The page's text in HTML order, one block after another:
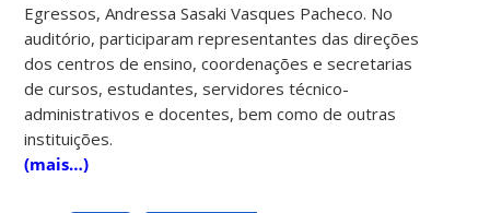
Egressos, Andressa Sasaki Vasques Pacheco. No
auditório, participaram representantes das direções
dos centros de ensino, coordenações e secretarias
de cursos, estudantes, servidores técnico-
administrativos e docentes, bem como de outras
instituições.
(mais…)